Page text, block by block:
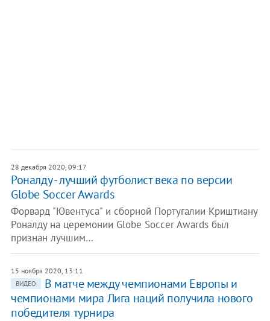
28 декабря 2020, 09:17
Роналду - лучший футболист века по версии
Globe Soccer Awards
Форвард "Ювентуса" и сборной Португалии Криштиану
Роналду на церемонии Globe Soccer Awards был
признан лучшим…
15 ноября 2020, 13:11
ВИДЕО
В матче между чемпионами Европы и
чемпионами мира Лига наций получила нового
победителя турнира